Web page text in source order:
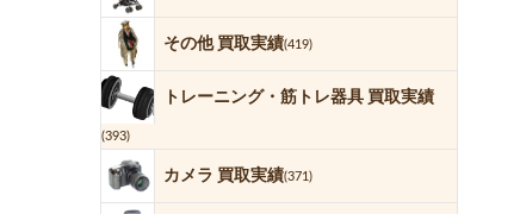
その他 買取実績(419)
トレーニング・筋トレ器具 買取実績
(393)
カメラ 買取実績(371)